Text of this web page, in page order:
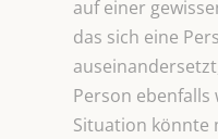
auf einer
das sich eine
Person ebenfalls
Situation könnte